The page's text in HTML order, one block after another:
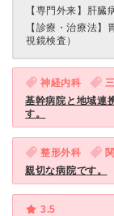
【専門外来】 肝臓
【診療・治療法】
視鏡検査）
神経内科
基幹病院と地域連
す。
整形外科
親切な病院です。
3.5